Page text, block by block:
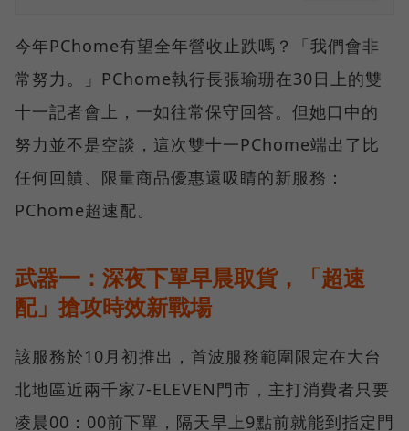
今年PChome有望全年營收止跌嗎？「我們會非
常努力。」PChome執行長張瑜珊在30日上的雙
十一記者會上，一如往常保守回答。但她口中的
努力並不是空談，這次雙十一PChome端出了比
任何回饋、限量商品優惠還吸睛的新服務：
PChome超速配。
武器一：深夜下單早晨取貨，「超速
配」搶攻時效新戰場
該服務於10月初推出，首波服務範圍限定在大台
北地區近兩千家7-ELEVEN門市，主打消費者只要
凌晨00：00前下單，隔天早上9點前就能到指定門